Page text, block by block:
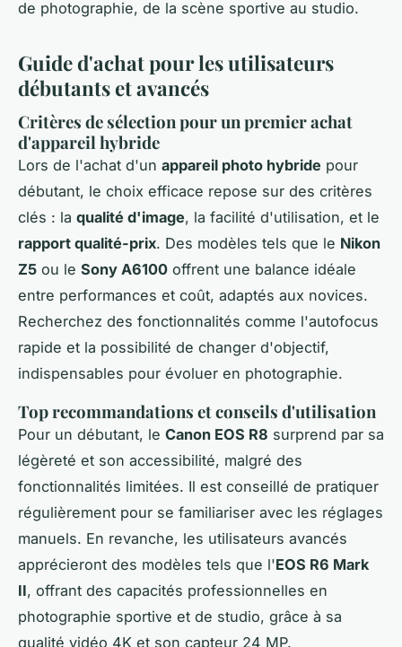
de photographie, de la scène sportive au studio.
Guide d'achat pour les utilisateurs
débutants et avancés
Critères de sélection pour un premier achat
d'appareil hybride
Lors de l'achat d'un appareil photo hybride pour
débutant, le choix efficace repose sur des critères
clés : la qualité d'image, la facilité d'utilisation, et le
rapport qualité-prix. Des modèles tels que le Nikon
Z5 ou le Sony A6100 offrent une balance idéale
entre performances et coût, adaptés aux novices.
Recherchez des fonctionnalités comme l'autofocus
rapide et la possibilité de changer d'objectif,
indispensables pour évoluer en photographie.
Top recommandations et conseils d'utilisation
Pour un débutant, le Canon EOS R8 surprend par sa
légèreté et son accessibilité, malgré des
fonctionnalités limitées. Il est conseillé de pratiquer
régulièrement pour se familiariser avec les réglages
manuels. En revanche, les utilisateurs avancés
apprécieront des modèles tels que l'EOS R6 Mark
II, offrant des capacités professionnelles en
photographie sportive et de studio, grâce à sa
qualité vidéo 4K et son capteur 24 MP.